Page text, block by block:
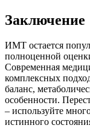
Заключение
ИМТ остается
полноценной
Современная
комплексных
баланс,
особенности.
– используйте
истинного